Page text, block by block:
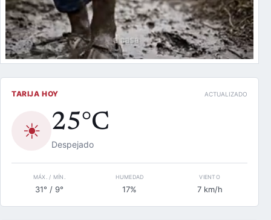
TARIJA HOY ACTUALIZADO
☀ 25°C
Despejado
MÁX. / MÍN.
31° / 9°
HUMEDAD
17%
VIENTO
7 km/h